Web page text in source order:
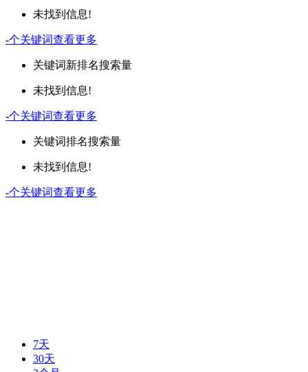
未找到信息!
-个关键词查看更多
关键词新排名搜索量
未找到信息!
-个关键词查看更多
关键词排名搜索量
未找到信息!
-个关键词查看更多
7天
30天